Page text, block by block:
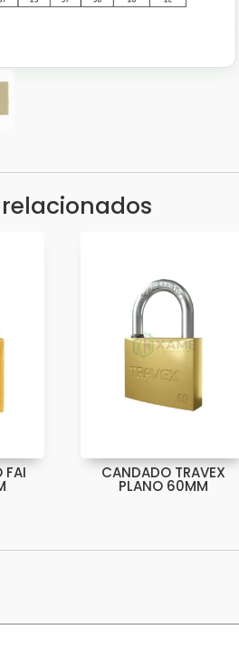
FAI CANDADO TRAVEX
PLANO 60MM